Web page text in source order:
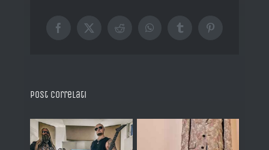
Facebook
X RedditWhatsAppTumblrPinterest
Post correlati